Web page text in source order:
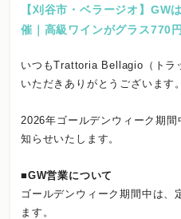
【刈谷市・ベラージオ】GW
催｜高級ワインがグラス770
いつもTrattoria Bellagio（トラ
いただきありがとうございます。
2026年ゴールデンウィーク期
知らせいたします。
■GW営業について
ゴールデンウィーク期間中は、
ます。